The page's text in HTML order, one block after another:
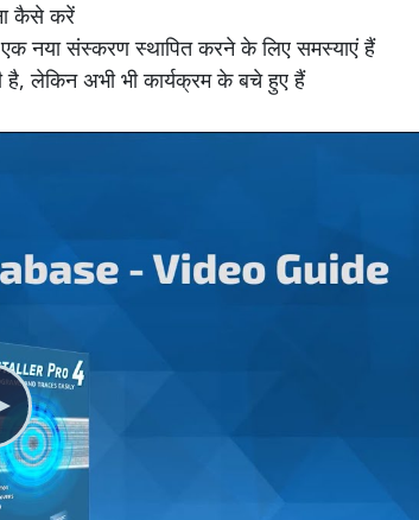
कैसे करें
नया संस्करण स्थापित करने के लिए समस्याएं हैं
लेकिन अभी भी कार्यक्रम के बचे हुए हैं